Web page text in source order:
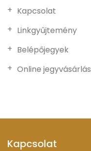
Kapcsolat
Linkgyűjtemény
Belépőjegyek
Online jegyvásárlás
Kapcsolat